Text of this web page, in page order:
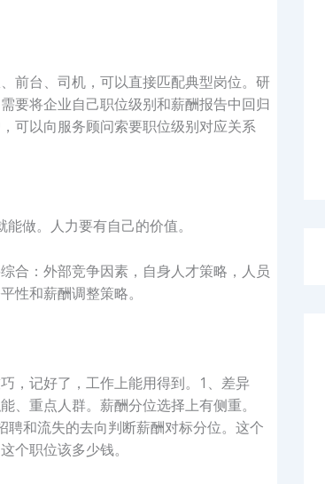
前台、司机，可以直接匹配典型岗位。研
要将企业自己职位级别和薪酬报告中回归
可以向服务顾问索要职位级别对应关系
做。人力要有自己的价值。
合：外部竞争因素，自身人才策略，人员
性和薪酬调整策略。
，记好了，工作上能用得到。1、差异
重点人群。薪酬分位选择上有侧重。
和流失的去向判断薪酬对标分位。这个
个职位该多少钱。